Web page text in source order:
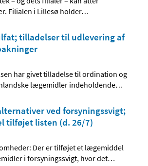
Filialen i Lillesø holder…
tilladelser til udlevering af
har givet tilladelse til ordination og
lægemidler indeholdende…
ved forsyningssvigt;
tilføjet listen (d. 26/7)
Der er tilføjet et lægemiddel
i forsyningssvigt, hvor det…